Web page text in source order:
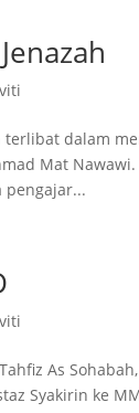
terlibat dalam
Mat
pengajar...
As
Syakirin ke